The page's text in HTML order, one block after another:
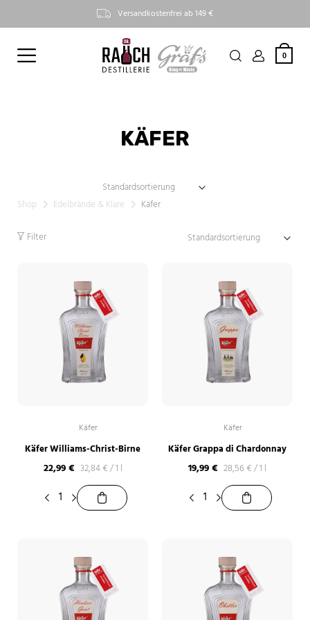
Versandkostenfrei ab 149 €
0
KÄFER
Shop Edelbrände & Klare Käfer
Filter
Käfer
Käfer Williams-Christ-Birne
22,99€ 32,84€/1 l
Käfer
Käfer Grappa di Chardonnay
19,99€ 28,56€/1 l